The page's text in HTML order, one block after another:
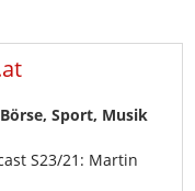
Sport, Musik
S23/21: Martin